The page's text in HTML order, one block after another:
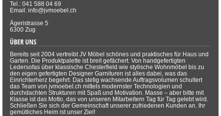
Tel.: 041 588 04 69
Email: info@jvmoebel.ch
Ägeristrasse 5
6300 Zug
ÜBER UNS
Bereits seit 2004 vertreibt JV Möbel schönes und praktisches für Haus und
Garten. Die Produktpalette ist breit gefächert. Von handgefertigten
Ledersofas über klassische Chesterfield wie stylische Wohnmöbel bis zu
den eigen gefertigten Designer Garnituren ist alles dabei, was das
Einrichterherz begehrt. Das stetig wachsende Auftragsvolumen schultert
das Team von jvmoebel.ch mittels modernster Technologien und
durchdachten Strukturen mit Spaß und Motivation. Masse – aber bitte mit
Klasse ist das Motto, das von unseren Mitarbeitern Tag für Tag gelebt wird.
Schließen Sie sich der Gemeinschaft unserer zufriedenen Kunden an. Ihr
gemütliches Heim ist unser Ziel!